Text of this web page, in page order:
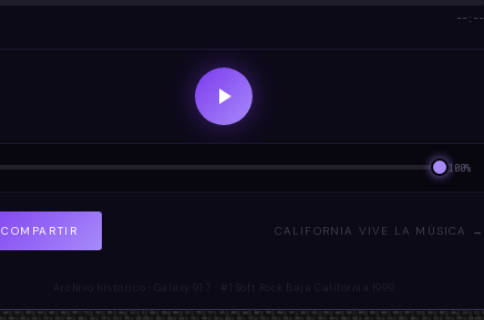
--:--
100%
COMPARTIR CALIFORNIA VIVE LA MÚSICA →
Archivo histórico · Galaxy 91.7 · #1 Soft Rock Baja California 1999